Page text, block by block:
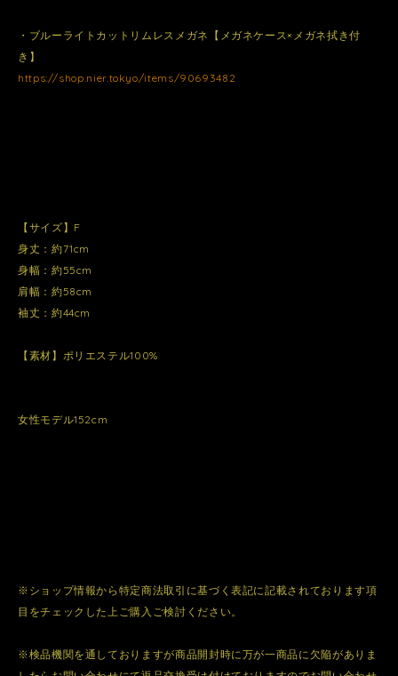
・ブルーライトカットリムレスメガネ【メガネケース×メガネ拭き付
き】
https://shop.nier.tokyo/items/90693482
【サイズ】F
身丈：約71cm
身幅：約55cm
肩幅：約58cm
袖丈：約44cm
【素材】ポリエステル100%
女性モデル152cm
※ショップ情報から特定商法取引に基づく表記に記載されております項
目をチェックした上ご購入ご検討ください。
※検品機関を通しておりますが商品開封時に万が一商品に欠陥がありま